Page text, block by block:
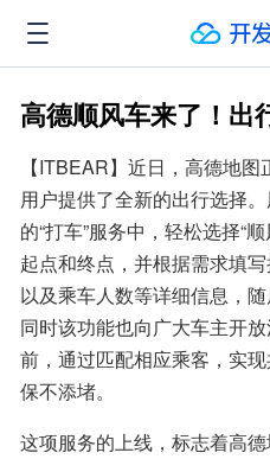
高德顺风车来了！出
【ITBEAR】近日，高德地
用户提供了全新的出行选择
的“打车”服务中，轻松选择“
起点和终点，并根据需求填
以及乘车人数等详细信息，
同时该功能也向广大车主开
前，通过匹配相应乘客，实
保不添堵。
这项服务的上线，标志着高